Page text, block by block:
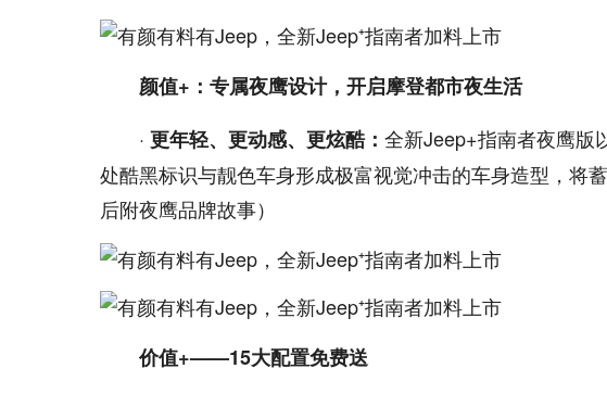
颜值+：专属夜鹰设计，开启摩登都市夜生活
· 更年轻、更动感、更炫酷： 全新Jeep+指南者夜鹰版
处酷黑标识与靓色车身形成极富视觉冲击的车身造型，将
后附夜鹰品牌故事）
价值+——15大配置免费送